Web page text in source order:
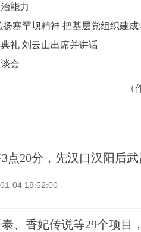
能力
塞罕坝精神 把基层党组织建
礼 刘云山出席并讲话
会
（
点20分，先汉口汉阳后武
04 18:52:00
、香妃传说等29个项目